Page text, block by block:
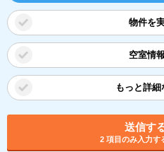
物件を
空室情
もっと詳
送信す
2 項目のみ入力す